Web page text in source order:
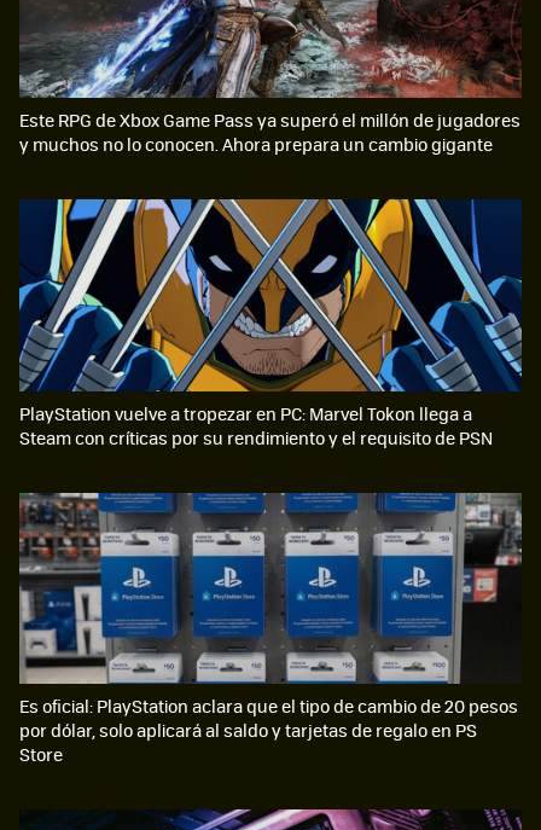
Este RPG de Xbox Game Pass ya superó el millón de jugadores
y muchos no lo conocen. Ahora prepara un cambio gigante
PlayStation vuelve a tropezar en PC: Marvel Tokon llega a
Steam con críticas por su rendimiento y el requisito de PSN
Es oficial: PlayStation aclara que el tipo de cambio de 20 pesos
por dólar, solo aplicará al saldo y tarjetas de regalo en PS
Store